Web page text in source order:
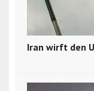
Iran wirft den